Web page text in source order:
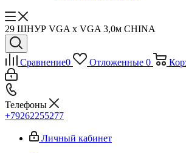
29 ШНУР VGA х VGA 3,0м CHINA
Сравнение0 Отложенные 0
Телефоны
+79262255277
Личный кабинет